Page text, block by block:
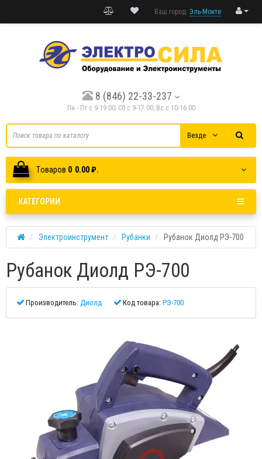
Ваш город: Эль-Монте
8 (846) 22-33-237
Пн - Пт с 9-19:00; Cб с 9-17:00; Вс с 10-16:00
Везде
Tоваров 0 0.00 ₽.
КАТЕГОРИИ
Электроинструмент Рубанки Рубанок Диолд РЭ-700
Рубанок Диолд РЭ-700
Производитель: Диолд Код товара: РЭ-700